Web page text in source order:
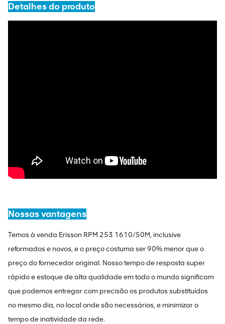
Detalhes do produto
Nossas vantagens
Temos à venda Erisson RPM 253 1610/50M, inclusive
reformados e novos, e o preço costuma ser 90% menor que o
preço do fornecedor original. Nosso tempo de resposta super
rápido e estoque de alta qualidade em todo o mundo significam
que podemos entregar com precisão os produtos substituídos
no mesmo dia, no local onde são necessários, e minimizar o
tempo de inatividade da rede.